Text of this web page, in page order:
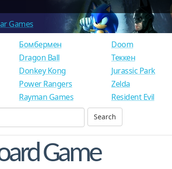
Games
Бомбермен
Dragon Ball
Donkey Kong
Power Rangers
Rayman Games
Doom
Теккен
Jurassic Park
Zelda
Resident Evil
Game